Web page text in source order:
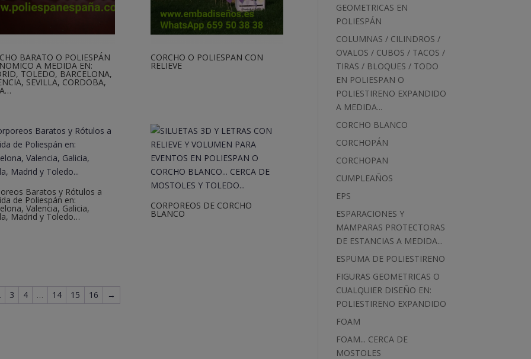
BARATO O POLIESPÁN
A MEDIDA EN:
TOLEDO, BARCELONA,
SEVILLA, CORDOBA,
CORCHO O POLIESPAN CON
RELIEVE
Baratos y Rótulos a
de Poliespán en:
Valencia, Galicia,
Madrid y Toledo…
CORPOREOS DE CORCHO
BLANCO
3 4 … 14 15 16 →
GEOMETRICAS EN
POLIESPÁN
COLUMNAS / CILINDROS /
OVALOS / CUBOS / TACOS /
TIRAS / BLOQUES / TODO
EN POLIESPAN O
POLIESTIRENO EXPANDIDO
A MEDIDA...
CORCHO BLANCO
CORCHOPÁN
CORCHOPAN
CUMPLEAÑOS
EPS
ESPARACIONES Y
MAMPARAS PROTECTORAS
DE ESTANCIAS A MEDIDA...
ESPUMA DE POLIESTIRENO
FIGURAS GEOMETRICAS O
CUALQUIER DISEÑO EN:
POLIESTIRENO EXPANDIDO
FOAM
FOAM... CERCA DE
MOSTOLES